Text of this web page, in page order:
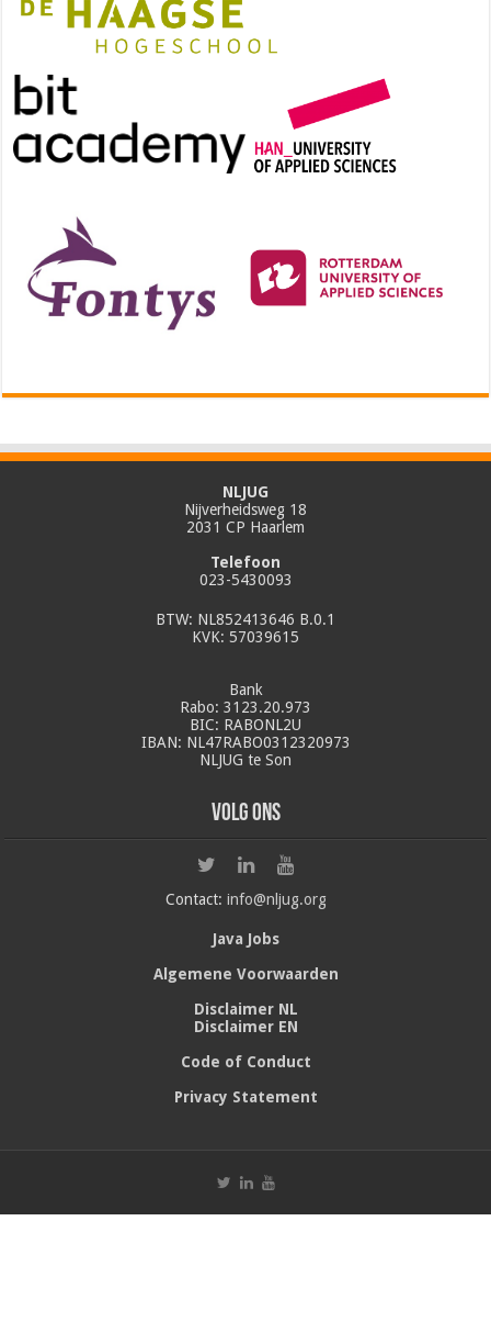
NLJUG
Nijverheidsweg 18
2031 CP Haarlem
Telefoon
023-5430093
BTW: NL852413646 B.0.1
KVK: 57039615
Bank
Rabo: 3123.20.973
BIC: RABONL2U
IBAN: NL47RABO0312320973
NLJUG te Son
Volg ons
Contact: info@nljug.org
Java Jobs
Algemene Voorwaarden
Disclaimer NL
Disclaimer EN
Code of Conduct
Privacy Statement